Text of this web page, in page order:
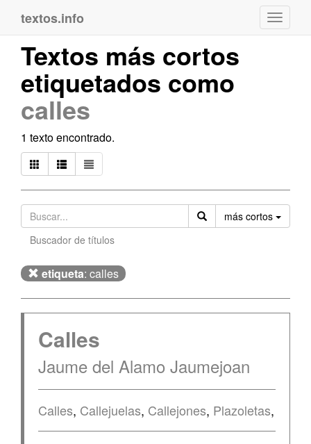
textos.info
Textos más cortos
etiquetados como
calles
1 texto encontrado.
más cortos
Buscador de títulos
etiqueta: calles
Calles
Jaume del Alamo Jaumejoan
Calles, Callejuelas, Callejones, Plazoletas,